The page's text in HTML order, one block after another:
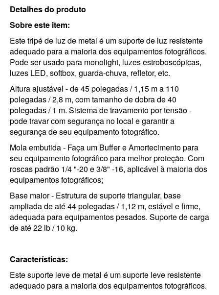
Detalhes do produto
Sobre este item:
Este tripé de luz de metal é um suporte de luz resistente
adequado para a maioria dos equipamentos fotográficos.
Pode ser usado para monolight, luzes estroboscópicas,
luzes LED, softbox, guarda-chuva, refletor, etc.
Altura ajustável - de 45 polegadas / 1,15 m a 110
polegadas / 2,8 m, com tamanho de dobra de 40
polegadas / 1 m. Sistema de travamento por tensão -
pode travar com segurança no local e garantir a
segurança de seu equipamento fotográfico.
Mola embutida - Faça um Buffer e Amortecimento para
seu equipamento fotográfico para melhor proteção. Com
roscas padrão 1/4 "-20 e 3/8" -16, aplicável à maioria dos
equipamentos fotográficos;
Base maior - Estrutura de suporte triangular, base
ampliada de até 44 polegadas / 1,12 m, estável e firme,
adequada para equipamentos pesados. Suporte de carga
de até 22 lb / 10 kg.
Características:
Este suporte leve de metal é um suporte leve resistente
adequado para a maioria dos equipamentos fotográficos.